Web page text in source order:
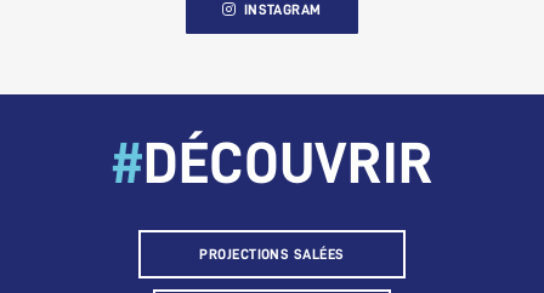
INSTAGRAM
# DÉCOUVRIR
PROJECTIONS SALÉES